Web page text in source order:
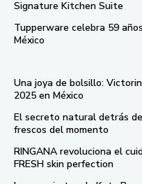
Signature Kitchen Suite
Tupperware celebra 59
México
Una joya de bolsillo:
2025 en México
El secreto natural detrás
frescos del momento
RINGANA revoluciona el
FRESH skin perfection